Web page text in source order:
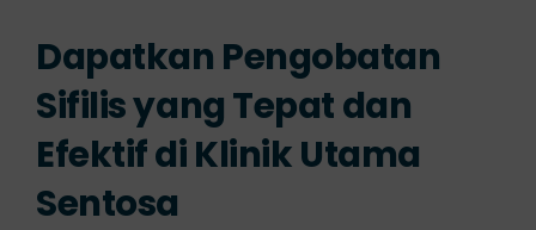
Dapatkan Pengobatan
Sifilis yang Tepat dan
Efektif di Klinik Utama
Sentosa